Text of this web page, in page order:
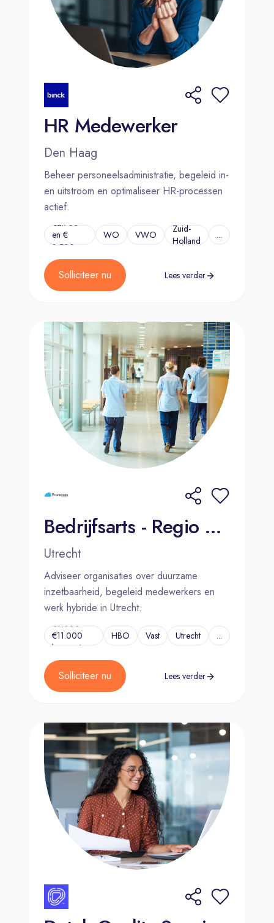
HR Medewerker
Den Haag
Beheer personeelsadministratie, begeleid in-
en uitstroom en optimaliseer HR-processen
actief.
€2.700
en €
3.500
WO VWO
Zuid-
Holland
...
Solliciteer nu Lees verder
Bedrijfsarts - Regio Utrecht
Utrecht
Adviseer organisaties over duurzame
inzetbaarheid, begeleid medewerkers en
werk hybride in Utrecht.
€9.000 –
€11.000
bruto p/m
HBO Vast Utrecht ...
Solliciteer nu Lees verder